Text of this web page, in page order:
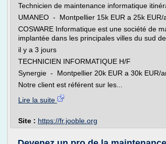
Technicien de maintenance informatique
UMANEO - Montpellier 15k EUR a 25k EUR/
COSWARE Informatique est une société de
implantée dans les principales villes du sud
il y a 3 jours
TECHNICIEN INFORMATIQUE H/F
Synergie - Montpellier 20k EUR a 30k EUR/
Notre client est référent sur les...
Lire la suite
Site : https://fr.jooble.org